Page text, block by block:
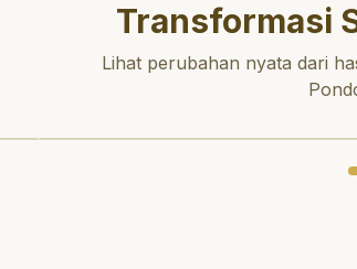
Transformasi
Lihat perubahan nyata dari